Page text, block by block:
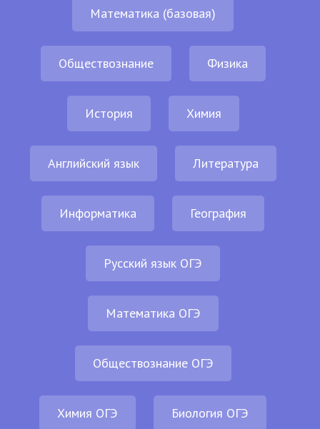
Математика (базовая)
Обществознание Физика
История Химия
Английский язык Литература
Информатика География
Русский язык ОГЭ
Математика ОГЭ
Обществознание ОГЭ
Химия ОГЭ Биология ОГЭ